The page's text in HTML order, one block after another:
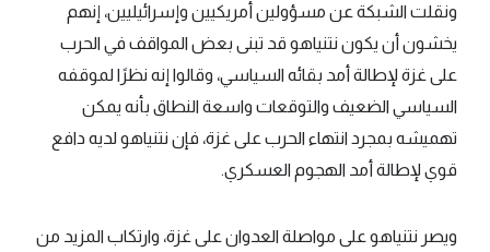
ونقلت الشبكة عن مسؤولين أمريكيين وإسرائيليين، إنهم
يخشون أن يكون نتنياهو قد تبنى بعض المواقف في الحرب
على غزة لإطالة أمد بقائه السياسي، وقالوا إنه نظرًا لموقفه
السياسي الضعيف والتوقعات واسعة النطاق بأنه يمكن
تهميشه بمجرد انتهاء الحرب على غزة، فإن نتنياهو لديه دافع
قوي لإطالة أمد الهجوم العسكري.
ويصر نتنياهو على مواصلة العدوان على غزة، وارتكاب المزيد من